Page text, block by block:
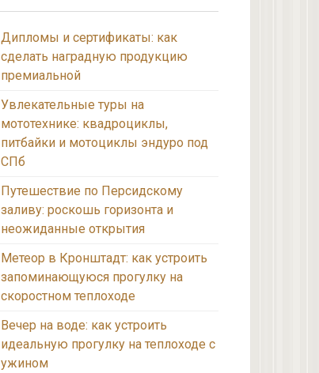
Дипломы и сертификаты: как
сделать наградную продукцию
премиальной
Увлекательные туры на
мототехнике: квадроциклы,
питбайки и мотоциклы эндуро под
СПб
Путешествие по Персидскому
заливу: роскошь горизонта и
неожиданные открытия
Метеор в Кронштадт: как устроить
запоминающуюся прогулку на
скоростном теплоходе
Вечер на воде: как устроить
идеальную прогулку на теплоходе с
ужином